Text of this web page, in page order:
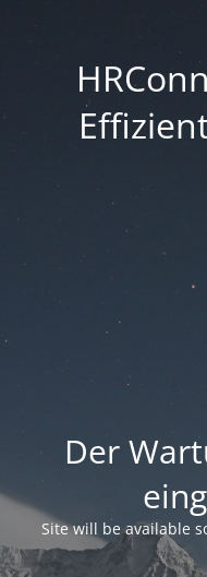
Der
Site will be available